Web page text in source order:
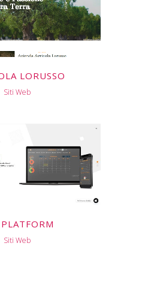
LORUSSO
Siti Web
Siti Web